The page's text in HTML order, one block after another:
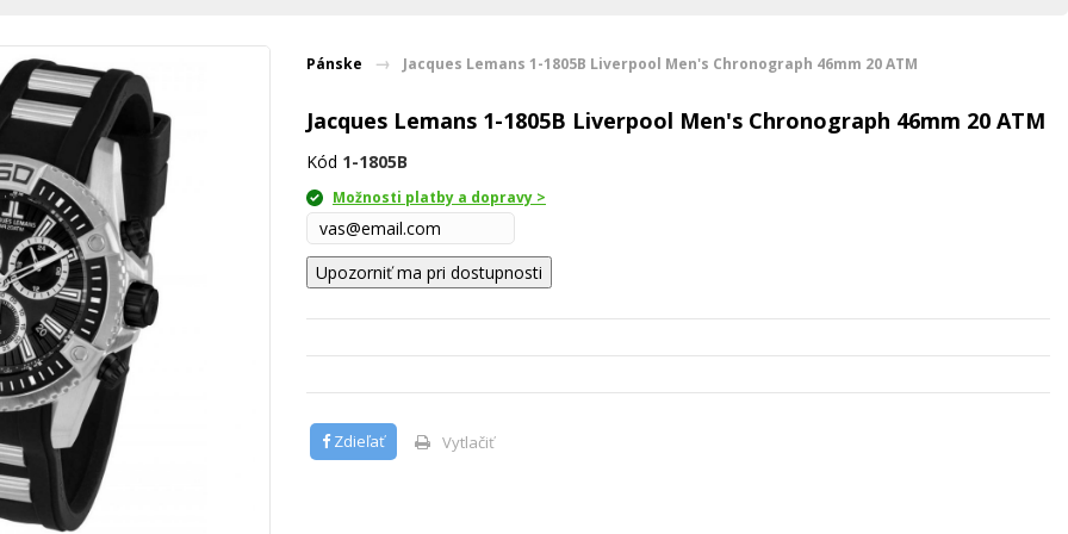
Pánske Jacques Lemans 1-1805B Liverpool Men's Chronograph 46mm 20 ATM
Jacques Lemans 1-1805B Liverpool Men's Chronograph 46mm 20 ATM
Kód 1-1805B
Možnosti platby a dopravy >
Upozorniť ma pri dostupnosti
Zdieľať Vytlačiť